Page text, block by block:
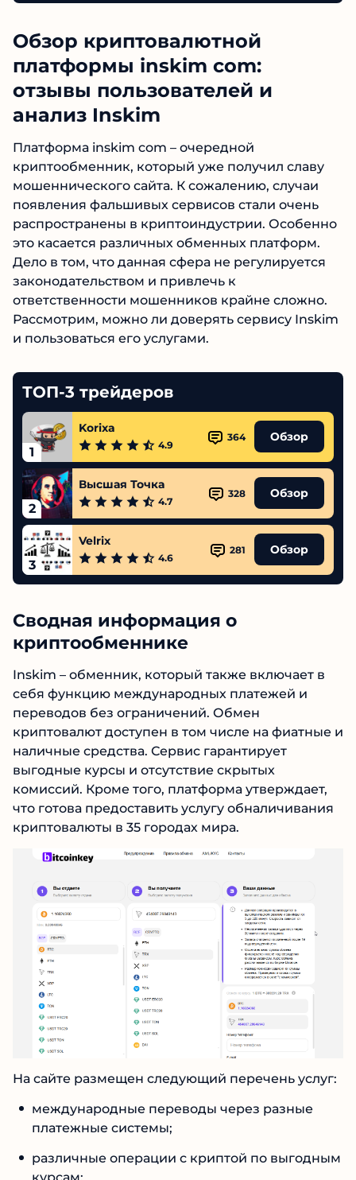
Обзор криптовалютной
платформы inskim com:
отзывы пользователей и
анализ Inskim
Платформа inskim com – очередной
криптообменник, который уже получил славу
мошеннического сайта. К сожалению, случаи
появления фальшивых сервисов стали очень
распространены в криптоиндустрии. Особенно
это касается различных обменных платформ.
Дело в том, что данная сфера не регулируется
законодательством и привлечь к
ответственности мошенников крайне сложно.
Рассмотрим, можно ли доверять сервису Inskim
и пользоваться его услугами.
ТОП-3 трейдеров
1
Korixa
4.9
364 Обзор
2
Высшая Точка
4.7
328 Обзор
3
Velrix
4.6
281 Обзор
Сводная информация о
криптообменнике
Inskim – обменник, который также включает в
себя функцию международных платежей и
переводов без ограничений. Обмен
криптовалют доступен в том числе на фиатные и
наличные средства. Сервис гарантирует
выгодные курсы и отсутствие скрытых
комиссий. Кроме того, платформа утверждает,
что готова предоставить услугу обналичивания
криптовалюты в 35 городах мира.
На сайте размещен следующий перечень услуг:
международные переводы через разные
платежные системы;
различные операции с криптой по выгодным